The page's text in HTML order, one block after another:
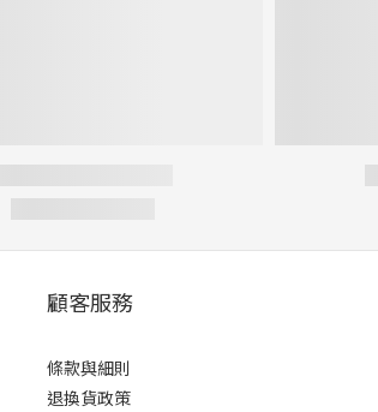
顧客服務
條款與細則
退換貨政策